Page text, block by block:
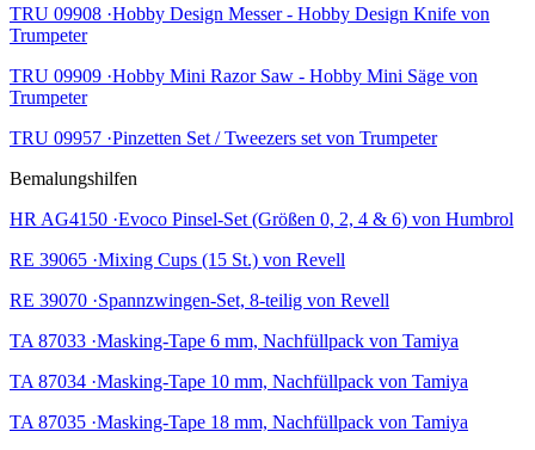
TRU 09908 ·Hobby Design Messer - Hobby Design Knife von
Trumpeter
TRU 09909 ·Hobby Mini Razor Saw - Hobby Mini Säge von
Trumpeter
TRU 09957 ·Pinzetten Set / Tweezers set von Trumpeter
Bemalungshilfen
HR AG4150 ·Evoco Pinsel-Set (Größen 0, 2, 4 & 6) von Humbrol
RE 39065 ·Mixing Cups (15 St.) von Revell
RE 39070 ·Spannzwingen-Set, 8-teilig von Revell
TA 87033 ·Masking-Tape 6 mm, Nachfüllpack von Tamiya
TA 87034 ·Masking-Tape 10 mm, Nachfüllpack von Tamiya
TA 87035 ·Masking-Tape 18 mm, Nachfüllpack von Tamiya